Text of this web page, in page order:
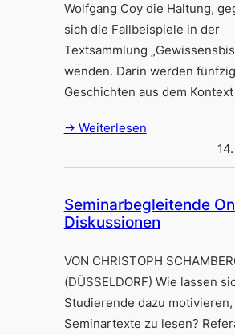
Wolfgang Coy die Haltung,
sich die Fallbeispiele in der
Textsammlung
wenden. Darin werden
Geschichten aus dem
→ Weiterlesen
Seminarbegleitende
Diskussionen
VON CHRISTOPH
(DÜSSELDORF) Wie lassen
Studierende dazu motivieren,
Seminartexte zu lesen?